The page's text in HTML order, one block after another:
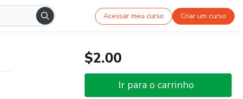
Acessar meu curso Criar um curso
$2.00
Ir para o carrinho